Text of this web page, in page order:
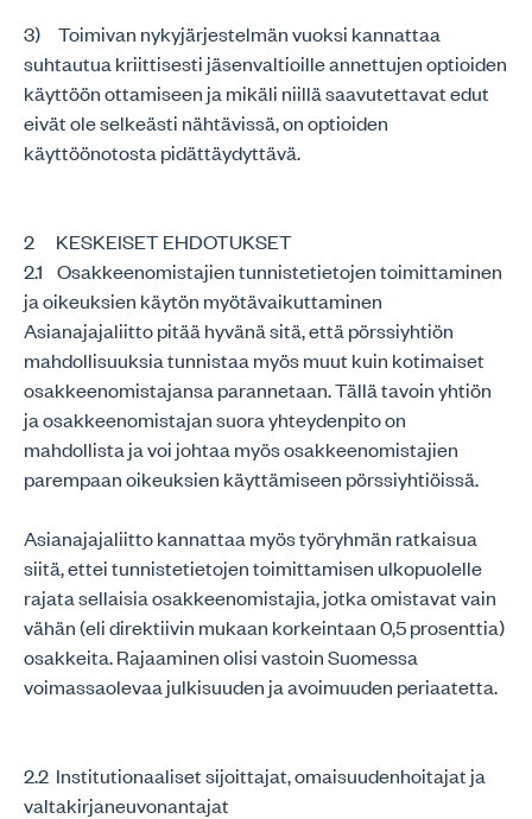
3) Toimivan nykyjärjestelmän vuoksi kannattaa
suhtautua kriittisesti jäsenvaltioille annettujen optioiden
käyttöön ottamiseen ja mikäli niillä saavutettavat edut
eivät ole selkeästi nähtävissä, on optioiden
käyttöönotosta pidättäydyttävä.
2 KESKEISET EHDOTUKSET
2.1 Osakkeenomistajien tunnistetietojen toimittaminen
ja oikeuksien käytön myötävaikuttaminen
Asianajajaliitto pitää hyvänä sitä, että pörssiyhtiön
mahdollisuuksia tunnistaa myös muut kuin kotimaiset
osakkeenomistajansa parannetaan. Tällä tavoin yhtiön
ja osakkeenomistajan suora yhteydenpito on
mahdollista ja voi johtaa myös osakkeenomistajien
parempaan oikeuksien käyttämiseen pörssiyhtiöissä.
Asianajajaliitto kannattaa myös työryhmän ratkaisua
siitä, ettei tunnistetietojen toimittamisen ulkopuolelle
rajata sellaisia osakkeenomistajia, jotka omistavat vain
vähän (eli direktiivin mukaan korkeintaan 0,5 prosenttia)
osakkeita. Rajaaminen olisi vastoin Suomessa
voimassaolevaa julkisuuden ja avoimuuden periaatetta.
2.2 Institutionaaliset sijoittajat, omaisuudenhoitajat ja
valtakirjaneuvonantajat